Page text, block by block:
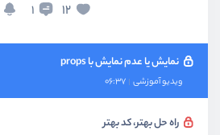
12
1
نمایش یا عدم نمایش با props
ویدیو آموزشی 06:37
راه حل بهتر، کد بهتر